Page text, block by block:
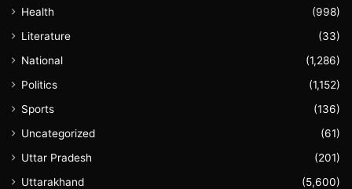
Health
(998)
Literature
(33)
National
(1,286)
Politics
(1,152)
Sports
(136)
Uncategorized
(61)
Uttar Pradesh
(201)
Uttarakhand
(5,600)